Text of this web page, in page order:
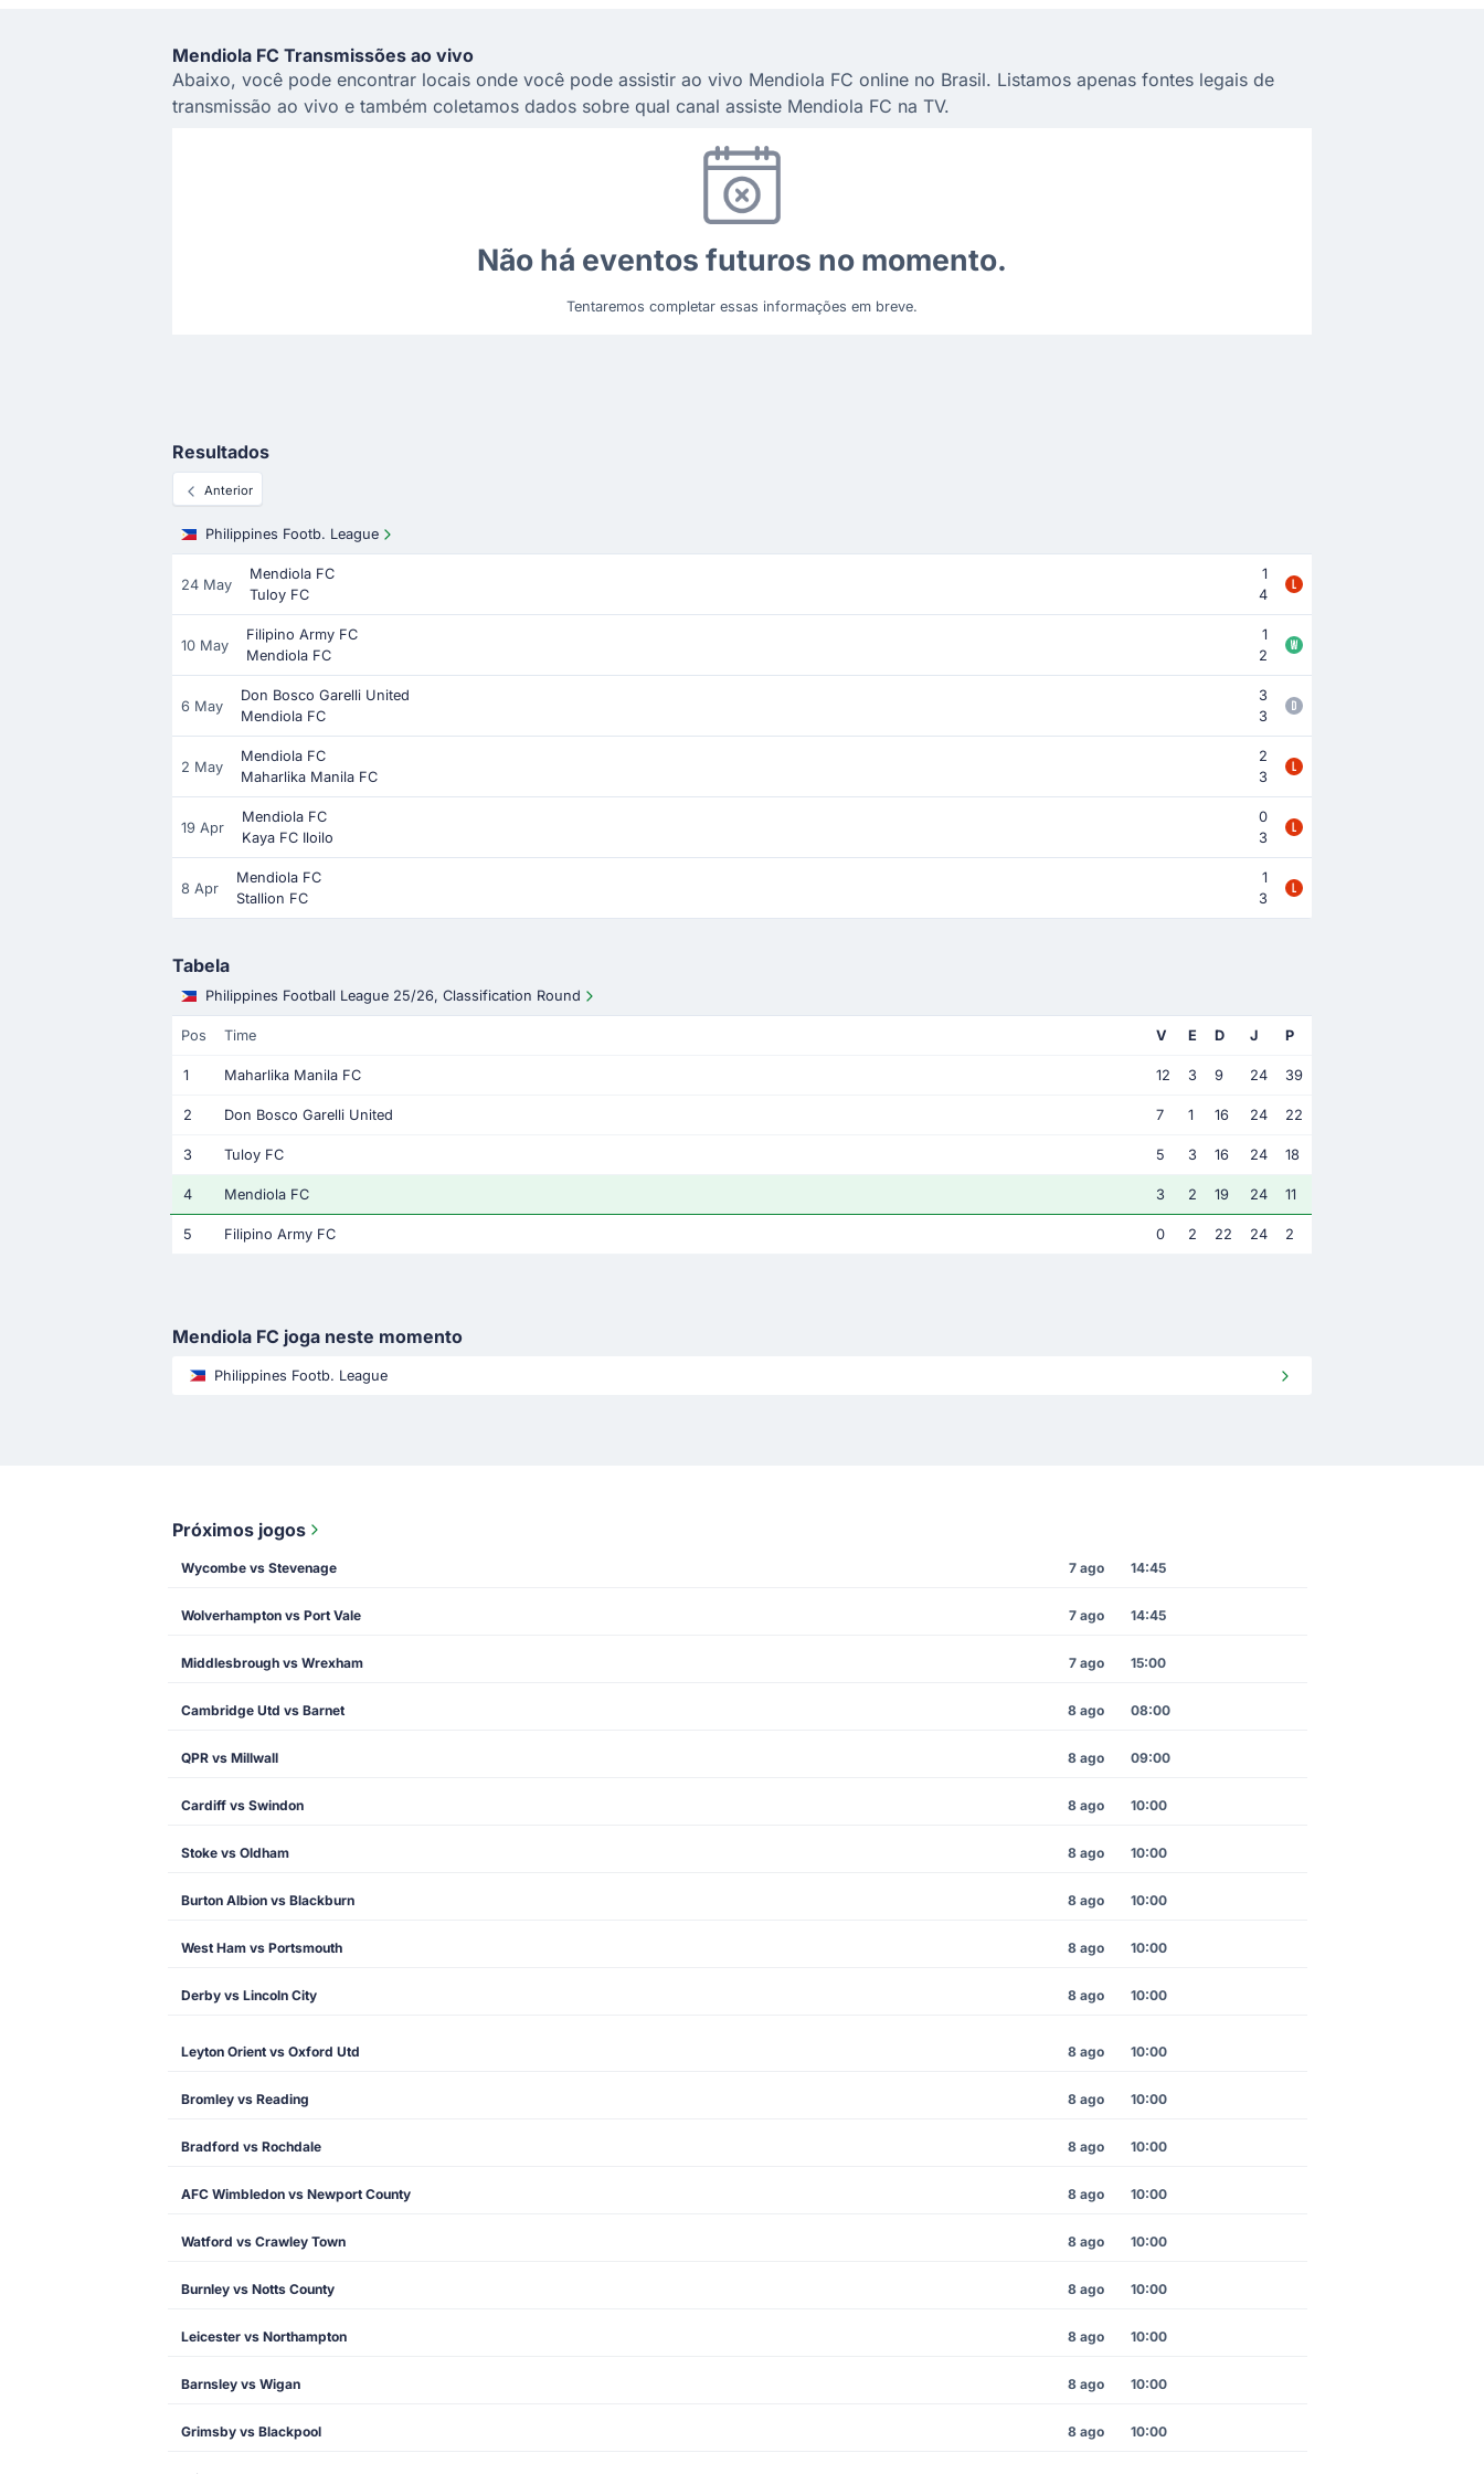
Mendiola FC Transmissões ao vivo
Abaixo, você pode encontrar locais onde você pode assistir ao vivo Mendiola FC online no Brasil. Listamos apenas fontes legais de
transmissão ao vivo e também coletamos dados sobre qual canal assiste Mendiola FC na TV.
Não há eventos futuros no momento.
Tentaremos completar essas informações em breve.
Resultados
Anterior
Philippines Footb. League
24 May
Mendiola FC
1
Tuloy FC
4
10 May
Filipino Army FC
1
Mendiola FC
2
6 May
Don Bosco Garelli United
3
Mendiola FC
3
2 May
Mendiola FC
2
Maharlika Manila FC
3
19 Apr
Mendiola FC
0
Kaya FC Iloilo
3
8 Apr
Mendiola FC
1
Stallion FC
3
Tabela
Philippines Football League 25/26, Classification Round
Pos Time V E D J P
1 Maharlika Manila FC 12 3 9 24 39
2 Don Bosco Garelli United 7 1 16 24 22
3 Tuloy FC 5 3 16 24 18
4 Mendiola FC 3 2 19 24 11
5 Filipino Army FC 0 2 22 24 2
Mendiola FC joga neste momento
Philippines Footb. League
Próximos jogos
Wycombe vs Stevenage 7 ago 14:45
Wolverhampton vs Port Vale 7 ago 14:45
Middlesbrough vs Wrexham 7 ago 15:00
Cambridge Utd vs Barnet 8 ago 08:00
QPR vs Millwall 8 ago 09:00
Cardiff vs Swindon 8 ago 10:00
Stoke vs Oldham 8 ago 10:00
Burton Albion vs Blackburn 8 ago 10:00
West Ham vs Portsmouth 8 ago 10:00
Derby vs Lincoln City 8 ago 10:00
Leyton Orient vs Oxford Utd 8 ago 10:00
Bromley vs Reading 8 ago 10:00
Bradford vs Rochdale 8 ago 10:00
AFC Wimbledon vs Newport County 8 ago 10:00
Watford vs Crawley Town 8 ago 10:00
Burnley vs Notts County 8 ago 10:00
Leicester vs Northampton 8 ago 10:00
Barnsley vs Wigan 8 ago 10:00
Grimsby vs Blackpool 8 ago 10:00